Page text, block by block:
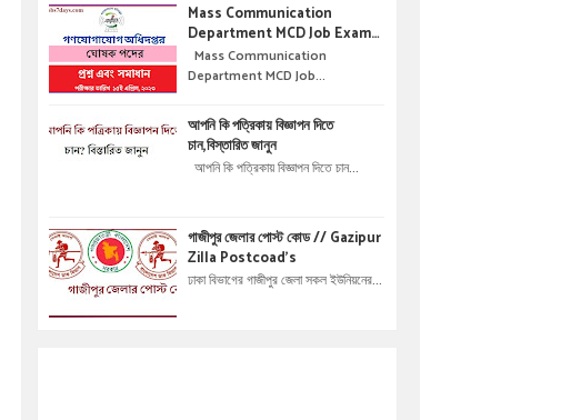
Mass Communication
Department MCD Job Exam
Question & solution //
গণযোগাযোগ অধিদপ্তরে নিয়োগ পরীক্ষার
Mass Communication
Department MCD Job...
আপনি কি পত্রিকায় বিজ্ঞাপন দিতে
চান,বিস্তারিত জানুন
আপনি কি পত্রিকায় বিজ্ঞাপন দিতে চান...
গাজীপুর জেলার পোস্ট কোড // Gazipur
Zilla Postcoad's
ঢাকা বিভাগের গাজীপুর জেলা সকল ইউনিয়নের...